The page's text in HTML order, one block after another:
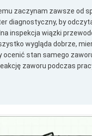
zaczynam zawsze od
diagnostyczny, by
inspekcja wiązki
wygląda dobrze,
ocenić stan samego
zaworu podczas